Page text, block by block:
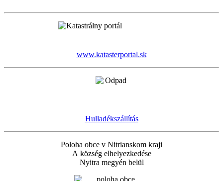
www.katasterportal.sk
Hulladékszállítás
Poloha obce v Nitrianskom kraji
A község elhelyezkedése
Nyitra megyén belül